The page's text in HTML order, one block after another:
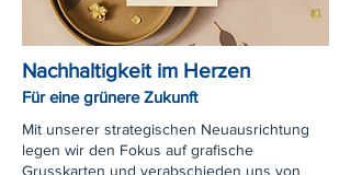
Nachhaltigkeit im Herzen
Für eine grünere Zukunft
Mit unserer strategischen Neuausrichtung
legen wir den Fokus auf grafische
Grusskarten und verabschieden uns von